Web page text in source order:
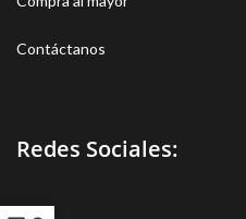
Contáctanos
Redes Sociales: